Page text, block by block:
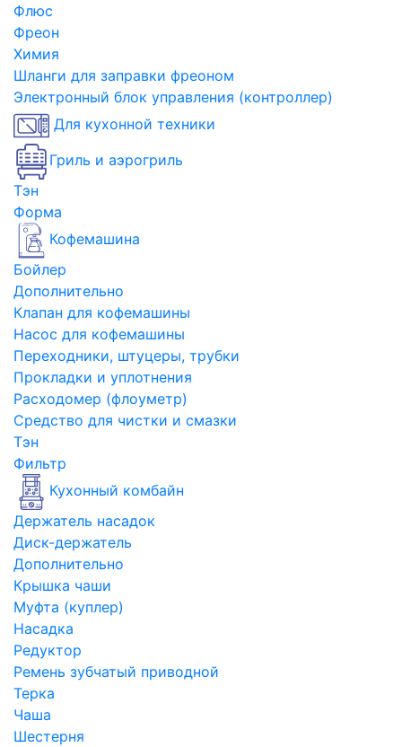
Флюс
Фреон
Химия
Шланги для заправки фреоном
Электронный блок управления (контроллер)
Для кухонной техники
Гриль и аэрогриль
Тэн
Форма
Кофемашина
Бойлер
Дополнительно
Клапан для кофемашины
Насос для кофемашины
Переходники, штуцеры, трубки
Прокладки и уплотнения
Расходомер (флоуметр)
Средство для чистки и смазки
Тэн
Фильтр
Кухонный комбайн
Держатель насадок
Диск-держатель
Дополнительно
Крышка чаши
Муфта (куплер)
Насадка
Редуктор
Ремень зубчатый приводной
Терка
Чаша
Шестерня